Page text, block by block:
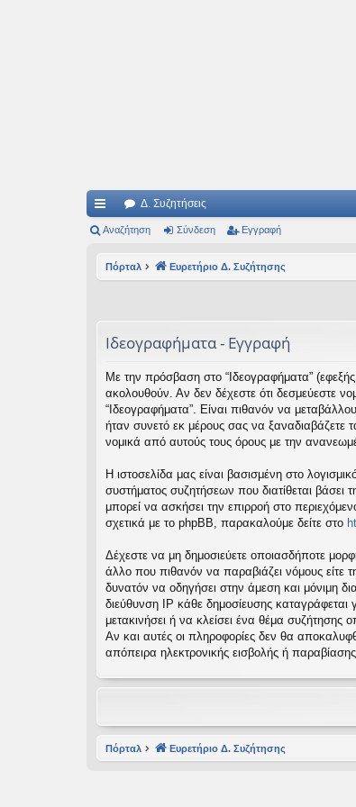
Αυτός ο τόπος φιλοδοξεί να ανοίγει μονοπάτια για τα
ρή
Δ. Συζητήσεις
Αναζήτηση Σύνδεση Εγγραφή
Πόρταλ Ευρετήριο Δ. Συζήτησης
Ιδεογραφήματα - Εγγραφή
Με την πρόσβαση στο “Ιδεογραφήματα”
ακολουθούν. Αν δεν δέχεστε ότι δεσμεύεστε
“Ιδεογραφήματα”. Είναι πιθανόν να
ήταν συνετό εκ μέρους σας να ξαναδιαβάζετε
νομικά από αυτούς τους όρους με την
Η ιστοσελίδα μας είναι βασισμένη στο
συστήματος συζητήσεων που διατίθεται βάσει
μπορεί να ασκήσει την επιρροή στο
σχετικά με το phpBB, παρακαλούμε δείτε στο
Δέχεστε να μη δημοσιεύετε οποιασδήποτε
άλλο που πιθανόν να παραβιάζει νόμους είτε
δυνατόν να οδηγήσει στην άμεση και μόνιμη
διεύθυνση IP κάθε δημοσίευσης καταγράφεται
μετακινήσει ή να κλείσει ένα θέμα συζήτησης
Αν και αυτές οι πληροφορίες δεν θα
απόπειρα ηλεκτρονικής εισβολής ή
Πόρταλ Ευρετήριο Δ. Συζήτησης